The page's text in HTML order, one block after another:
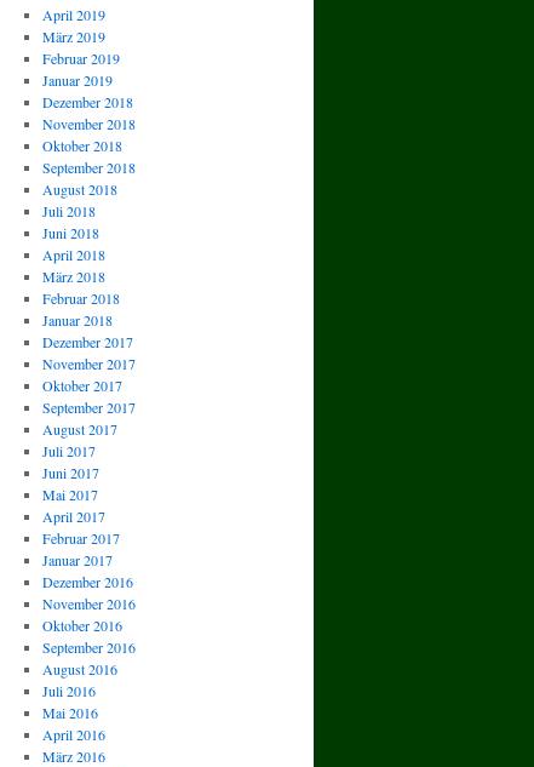
April 2019
März 2019
Februar 2019
Januar 2019
Dezember 2018
November 2018
Oktober 2018
September 2018
August 2018
Juli 2018
Juni 2018
April 2018
März 2018
Februar 2018
Januar 2018
Dezember 2017
November 2017
Oktober 2017
September 2017
August 2017
Juli 2017
Juni 2017
Mai 2017
April 2017
Februar 2017
Januar 2017
Dezember 2016
November 2016
Oktober 2016
September 2016
August 2016
Juli 2016
Mai 2016
April 2016
März 2016